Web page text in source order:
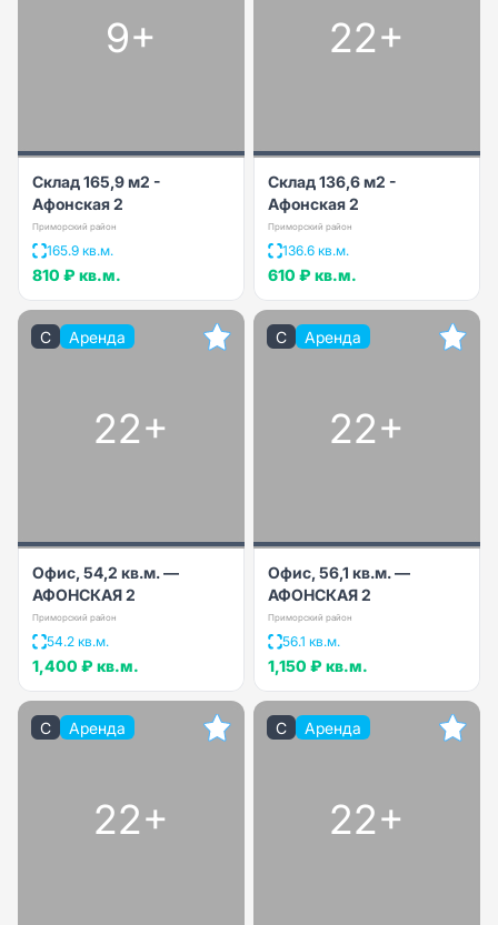
9+
Склад 165,9 м2 -
Афонская 2
Приморский район
165.9 кв.м.
810 ₽ кв.м.
22+
Склад 136,6 м2 -
Афонская 2
Приморский район
136.6 кв.м.
610 ₽ кв.м.
C Аренда
22+
Офис, 54,2 кв.м. —
АФОНСКАЯ 2
Приморский район
54.2 кв.м.
1,400 ₽ кв.м.
C Аренда
22+
Офис, 56,1 кв.м. —
АФОНСКАЯ 2
Приморский район
56.1 кв.м.
1,150 ₽ кв.м.
C Аренда
22+
C Аренда
22+